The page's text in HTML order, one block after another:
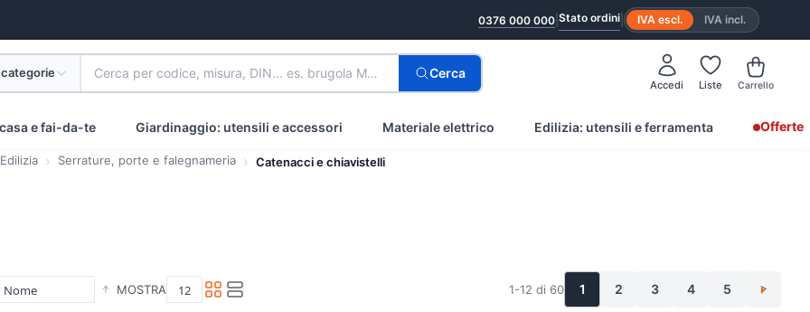
0376 000 000 Stato ordini IVA escl. IVA incl.
Cerca per codice, misura, DIN... es. brugola M8 inox Cerca
Accedi Liste Carrello
e fai-da-te Giardinaggio: utensili e accessori Materiale elettrico Edilizia: utensili e ferramenta Offerte
Serrature, porte e falegnameria Catenacci e chiavistelli
MOSTRA 1-12 di 60 1 2 3 4 5 >